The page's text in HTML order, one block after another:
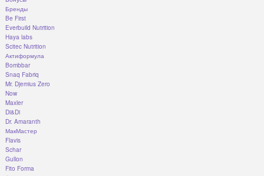
Бренды
Be First
Everbuild Nutrition
Haya labs
Scitec Nutrition
Актиформула
Bombbar
Snaq Fabriq
Mr. Djemius Zero
Now
Maxler
Di&Di
Dr. Amaranth
МакМастер
Flavis
Schar
Gullon
Fito Forma